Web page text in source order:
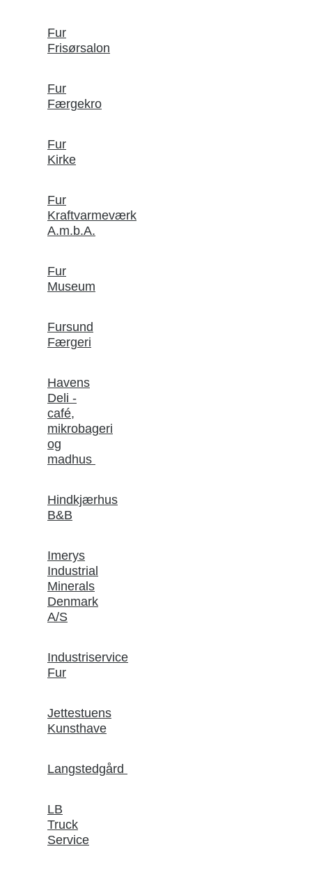
Fur
Frisørsalon
Fur
Færgekro
Fur
Kirke
Fur
Kraftvarmeværk
A.m.b.A.
Fur
Museum
Fursund
Færgeri
Havens
Deli -
café,
mikrobageri
og
madhus
Hindkjærhus
B&B
Imerys
Industrial
Minerals
Denmark
A/S
Industriservice
Fur
Jettestuens
Kunsthave
Langstedgård
LB
Truck
Service